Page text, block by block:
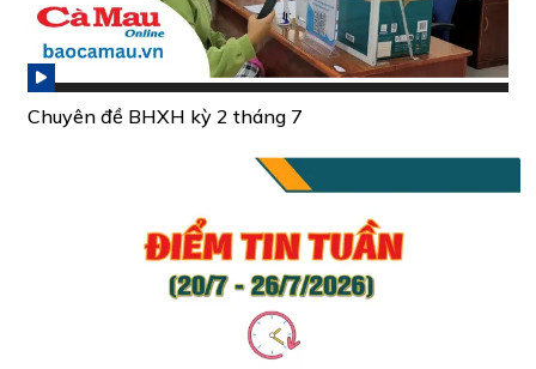
Chuyên đề BHXH kỳ 2 tháng 7